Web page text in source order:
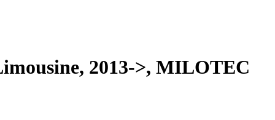
2013->, MILOTEC